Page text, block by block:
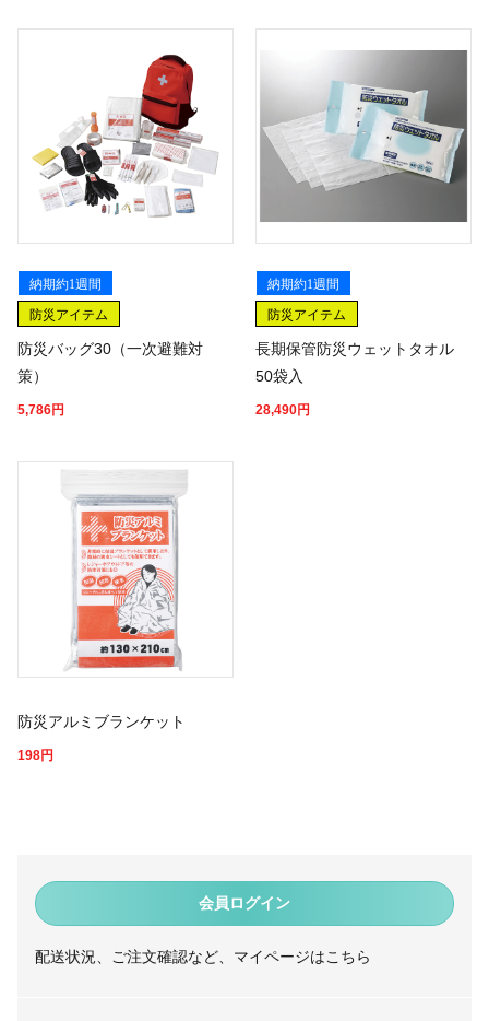
会員ログイン
配送状況、ご注文確認など、マイページはこちら
納期約1週間
防災アイテム
防災バッグ30（一次避難対
策）
5,786円
納期約1週間
防災アイテム
長期保管防災ウェットタオル
50袋入
28,490円
防災アルミブランケット
198円